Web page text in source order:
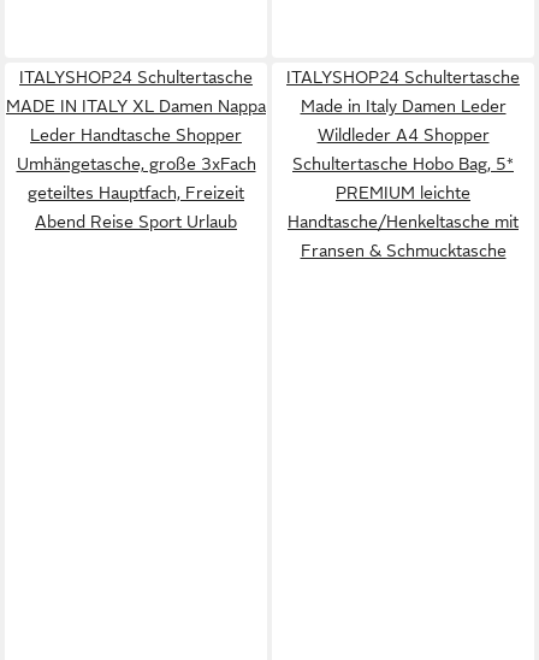
ITALYSHOP24 Schultertasche
MADE IN ITALY XL Damen Nappa
Leder Handtasche Shopper
Umhängetasche, große 3xFach
geteiltes Hauptfach, Freizeit
Abend Reise Sport Urlaub
ITALYSHOP24 Schultertasche
Made in Italy Damen Leder
Wildleder A4 Shopper
Schultertasche Hobo Bag, 5*
PREMIUM leichte
Handtasche/Henkeltasche mit
Fransen & Schmucktasche